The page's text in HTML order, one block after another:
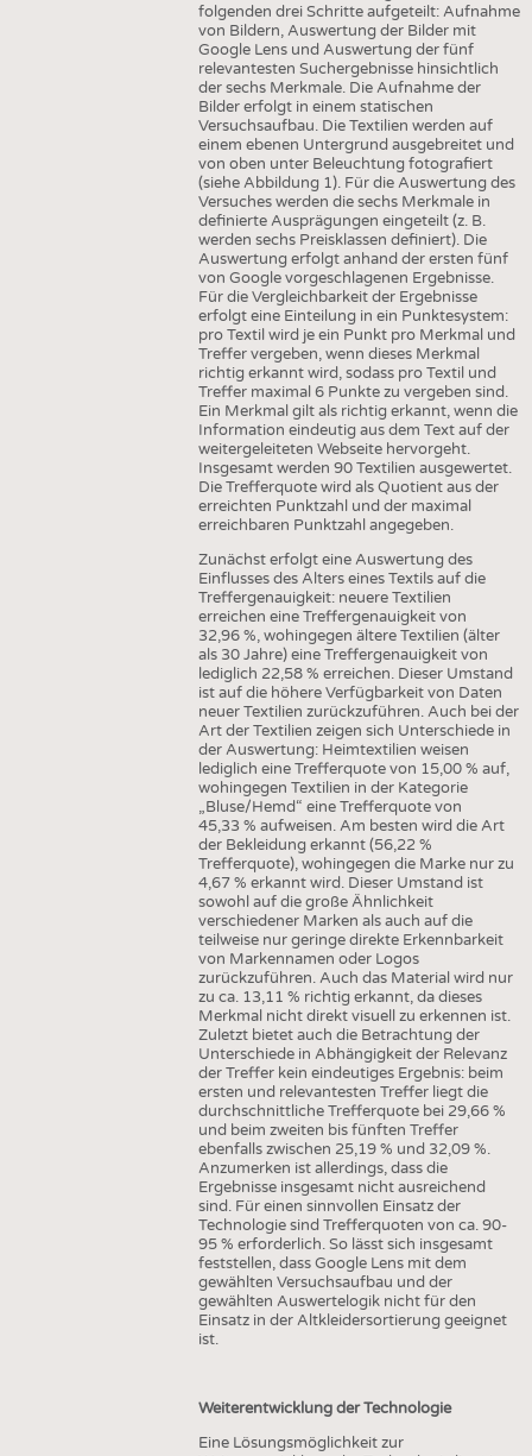
folgenden drei Schritte aufgeteilt: Aufnahme
von Bildern, Auswertung der Bilder mit
Google Lens und Auswertung der fünf
relevantesten Suchergebnisse hinsichtlich
der sechs Merkmale. Die Aufnahme der
Bilder erfolgt in einem statischen
Versuchsaufbau. Die Textilien werden auf
einem ebenen Untergrund ausgebreitet und
von oben unter Beleuchtung fotografiert
(siehe Abbildung 1). Für die Auswertung des
Versuches werden die sechs Merkmale in
definierte Ausprägungen eingeteilt (z. B.
werden sechs Preisklassen definiert). Die
Auswertung erfolgt anhand der ersten fünf
von Google vorgeschlagenen Ergebnisse.
Für die Vergleichbarkeit der Ergebnisse
erfolgt eine Einteilung in ein Punktesystem:
pro Textil wird je ein Punkt pro Merkmal und
Treffer vergeben, wenn dieses Merkmal
richtig erkannt wird, sodass pro Textil und
Treffer maximal 6 Punkte zu vergeben sind.
Ein Merkmal gilt als richtig erkannt, wenn die
Information eindeutig aus dem Text auf der
weitergeleiteten Webseite hervorgeht.
Insgesamt werden 90 Textilien ausgewertet.
Die Trefferquote wird als Quotient aus der
erreichten Punktzahl und der maximal
erreichbaren Punktzahl angegeben.
Zunächst erfolgt eine Auswertung des
Einflusses des Alters eines Textils auf die
Treffergenauigkeit: neuere Textilien
erreichen eine Treffergenauigkeit von
32,96 %, wohingegen ältere Textilien (älter
als 30 Jahre) eine Treffergenauigkeit von
lediglich 22,58 % erreichen. Dieser Umstand
ist auf die höhere Verfügbarkeit von Daten
neuer Textilien zurückzuführen. Auch bei der
Art der Textilien zeigen sich Unterschiede in
der Auswertung: Heimtextilien weisen
lediglich eine Trefferquote von 15,00 % auf,
wohingegen Textilien in der Kategorie
„Bluse/Hemd“ eine Trefferquote von
45,33 % aufweisen. Am besten wird die Art
der Bekleidung erkannt (56,22 %
Trefferquote), wohingegen die Marke nur zu
4,67 % erkannt wird. Dieser Umstand ist
sowohl auf die große Ähnlichkeit
verschiedener Marken als auch auf die
teilweise nur geringe direkte Erkennbarkeit
von Markennamen oder Logos
zurückzuführen. Auch das Material wird nur
zu ca. 13,11 % richtig erkannt, da dieses
Merkmal nicht direkt visuell zu erkennen ist.
Zuletzt bietet auch die Betrachtung der
Unterschiede in Abhängigkeit der Relevanz
der Treffer kein eindeutiges Ergebnis: beim
ersten und relevantesten Treffer liegt die
durchschnittliche Trefferquote bei 29,66 %
und beim zweiten bis fünften Treffer
ebenfalls zwischen 25,19 % und 32,09 %.
Anzumerken ist allerdings, dass die
Ergebnisse insgesamt nicht ausreichend
sind. Für einen sinnvollen Einsatz der
Technologie sind Trefferquoten von ca. 90-
95 % erforderlich. So lässt sich insgesamt
feststellen, dass Google Lens mit dem
gewählten Versuchsaufbau und der
gewählten Auswertelogik nicht für den
Einsatz in der Altkleidersortierung geeignet
ist.
Weiterentwicklung der Technologie
Eine Lösungsmöglichkeit zur